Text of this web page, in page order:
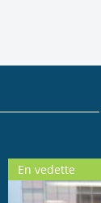
En vedette